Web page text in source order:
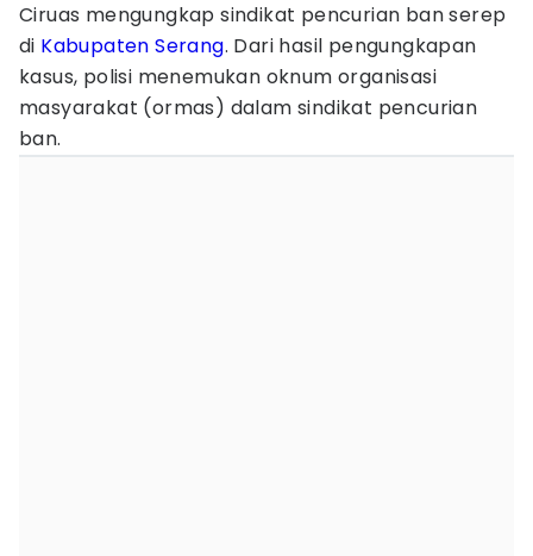
Ciruas mengungkap sindikat pencurian ban serep
di Kabupaten Serang. Dari hasil pengungkapan
kasus, polisi menemukan oknum organisasi
masyarakat (ormas) dalam sindikat pencurian
ban.